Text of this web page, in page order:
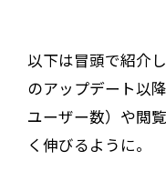
以下は冒頭で紹介
のアップデート以
ユーザー数）や閲
く伸びるように。